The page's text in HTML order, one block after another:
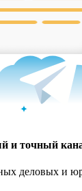
и точный
деловых и